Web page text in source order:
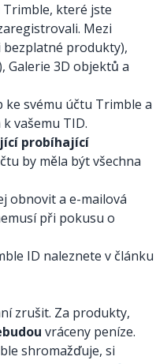
Trimble, které jste
Mezi
bezplatné produkty),
Galerie 3D objektů a
svému účtu Trimble a
vašemu TID.
probíhající
by měla být všechna
obnovit a e-mailová
při pokusu o
ID naleznete v článku
zrušit. Za produkty,
vráceny peníze.
shromažďuje, si